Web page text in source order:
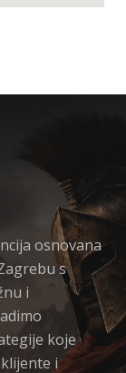
osnovana
s
i
koje
i